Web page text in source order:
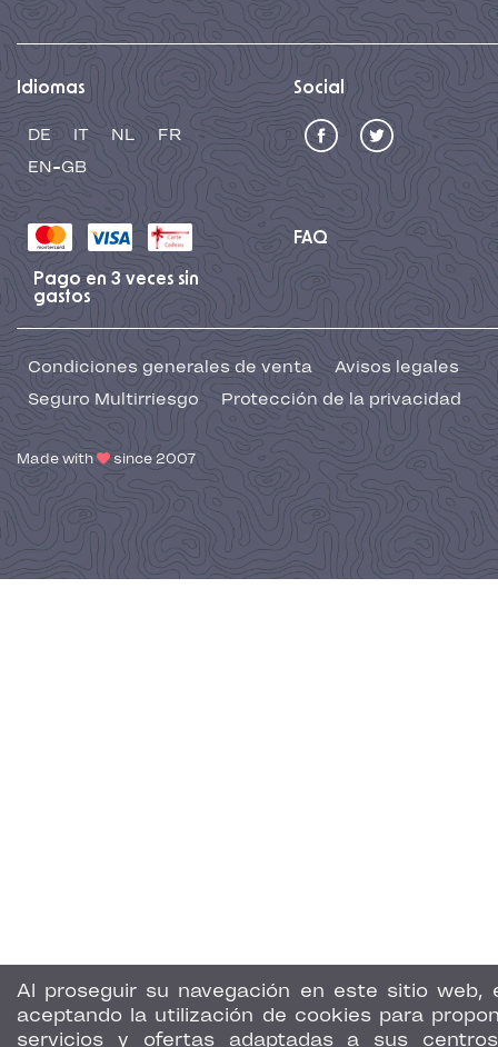
Al proseguir su navegación en este sitio web,
aceptando la utilización de cookies para
servicios y ofertas adaptadas a sus
Idiomas
DE IT NL
FR
EN-GB
Social
FAQ
Pago en 3 veces sin
gastos
Condiciones generales de venta
Avisos legales
Seguro Multirriesgo
Protección de la privacidad
Made with since 2007